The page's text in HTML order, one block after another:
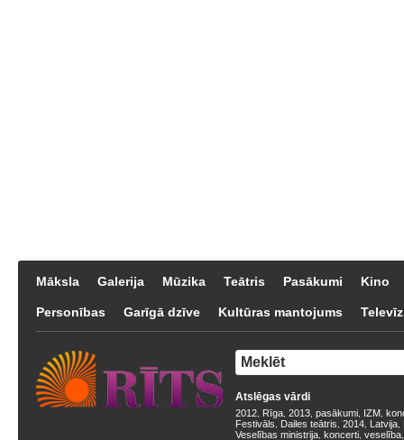
Māksla Galerija Mūzika Teātris Pasākumi Kino
Personības Garīgā dzīve Kultūras mantojums
Atslēgas vārdi
2012 Rīga 2013 pasākumi IZM
Festivāls
Dailes teātris 2014 Latvija
Veselības ministrija koncerti veselība